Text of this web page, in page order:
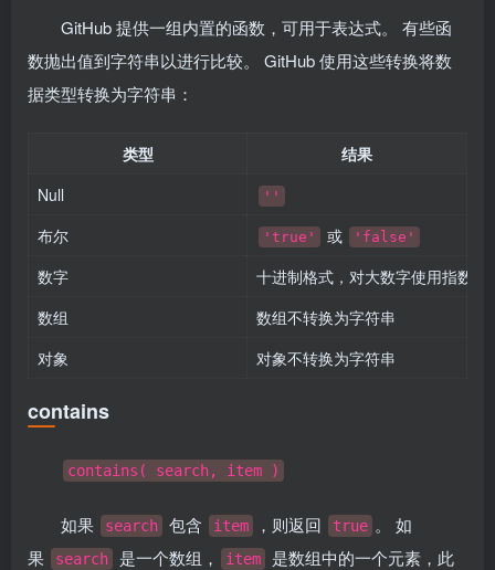
GitHub 提供一组内置的函数，可用于表达式。 有些函
数抛出值到字符串以进行比较。 GitHub 使用这些转换将数
据类型转换为字符串：
类型
结果
Null
''
布尔 'true' 或 'false'
数字
十进制格式，对大数字使用指数
数组
数组不转换为字符串
对象
对象不转换为字符串
contains
contains( search, item )
如果 search 包含 item ，则返回 true 。 如
果
search 是一个数组， item
是数组中的一个元素，此